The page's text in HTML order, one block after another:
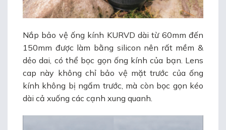
Nắp bảo vệ ống kính KURVD dài từ 60mm đến
150mm được làm bằng silicon nên rất mềm &
dẻo dai, có thể bọc gọn ống kính của bạn. Lens
cap này không chỉ bảo vệ mặt trước của ống
kính không bị ngấm trước, mà còn bọc gọn kéo
dài cả xuống các cạnh xung quanh.